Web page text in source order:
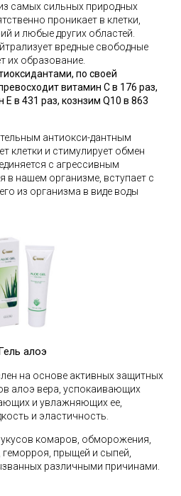
самых сильных природных
проникает в клетки,
и любые других областей.
вредные свободные
их образование.
по своей
витамин С в 176 раз,
Е в 431 раз, кознзим Q10 в 863
антиокси-дантным
клетки и стимулирует обмен
с агрессивным
нашем организме, вступает с
из организма в виде воды
Гель алоэ
на основе активных защитных
алоэ вера, успокаивающих
и увлажняющих ее,
и эластичность.
комаров, обморожения,
прыщей и сыпей,
различными причинами.